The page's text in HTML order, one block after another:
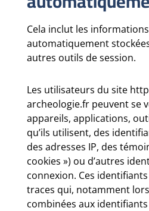
Cela inclut les
automatiquement
autres outils de session.
Les utilisateurs du site
archeologie.fr peuvent se
appareils, applications,
qu’ils utilisent, des
des adresses IP, des
cookies ») ou d’autres
connexion. Ces
traces qui, notamment
combinées aux